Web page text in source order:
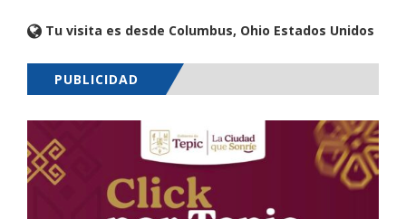
Tu visita es desde Columbus, Ohio Estados Unidos
PUBLICIDAD